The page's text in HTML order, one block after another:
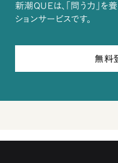
新潮QUEは、「問う力」を
ションサービスです。
無料